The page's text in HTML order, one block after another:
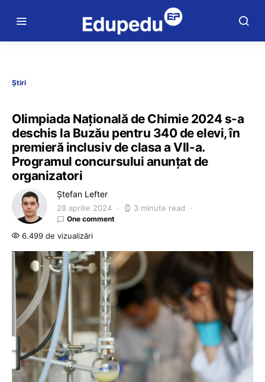
Știri
Olimpiada Națională de Chimie 2024 s-a
deschis la Buzău pentru 340 de elevi, în
premieră inclusiv de clasa a VII-a.
Programul concursului anunțat de
organizatori
Ștefan Lefter
28 aprilie 2024 3 minute read
One comment
6.499 de vizualizări